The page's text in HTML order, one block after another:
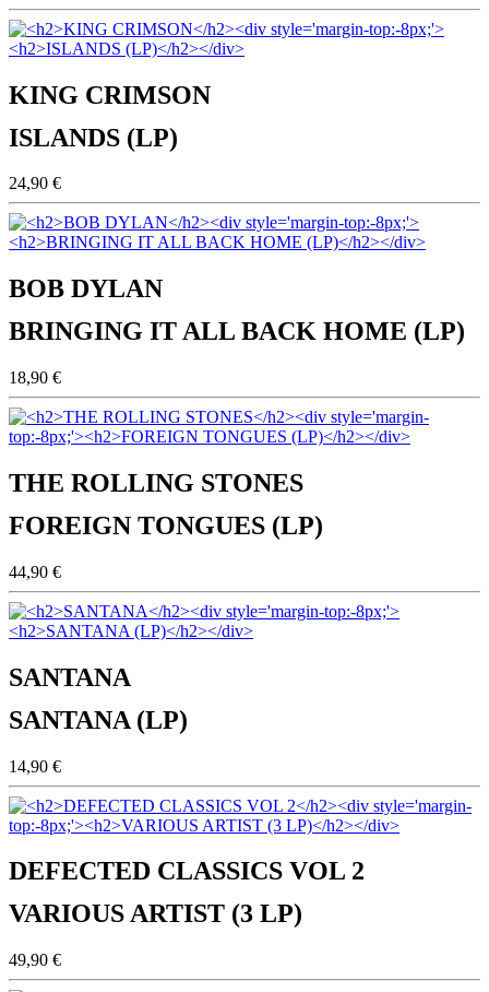
KING CRIMSON
ISLANDS (LP)
24,90 €
BOB DYLAN
BRINGING IT ALL BACK HOME (LP)
18,90 €
THE ROLLING STONES
FOREIGN TONGUES (LP)
44,90 €
SANTANA
SANTANA (LP)
14,90 €
DEFECTED CLASSICS VOL 2
VARIOUS ARTIST (3 LP)
49,90 €